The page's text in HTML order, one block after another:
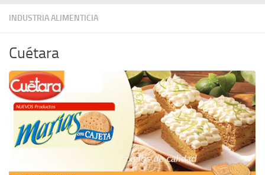
INDUSTRIA ALIMENTICIA
Cuétara